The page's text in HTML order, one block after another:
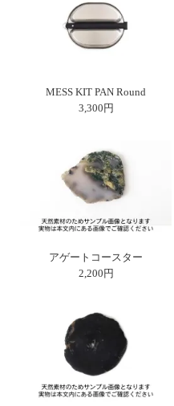
MESS KIT PAN Round
3,300円
アゲートコースター
2,200円